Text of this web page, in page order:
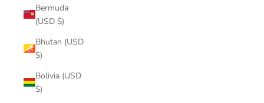
Bermuda
(USD $)
Bhutan (USD
$)
Bolivia (USD
$)